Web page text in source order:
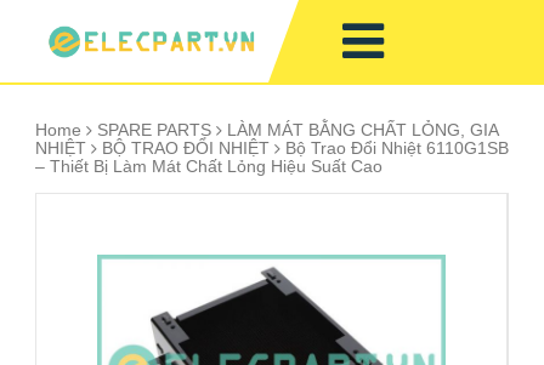
Home SPARE PARTS
LÀM MÁT BẰNG CHẤT LỎNG, GIA
NHIỆT
BỘ TRAO ĐỔI NHIỆT
Bộ Trao Đổi Nhiệt 6110G1SB
– Thiết Bị Làm Mát Chất Lỏng Hiệu Suất Cao